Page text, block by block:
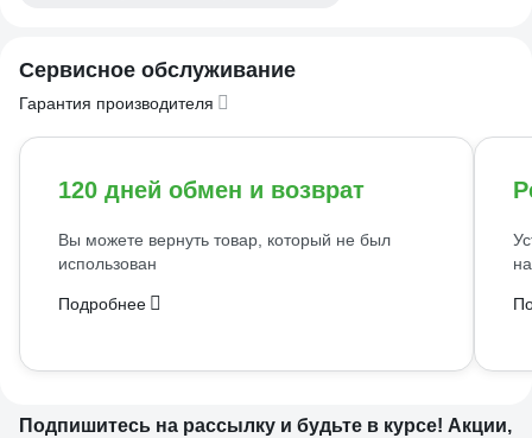
Сервисное обслуживание
Гарантия производителя
120 дней обмен и возврат
Вы можете вернуть товар, который не был
использован
Подробнее
Подпишитесь на рассылку и будьте в курсе! Акции,